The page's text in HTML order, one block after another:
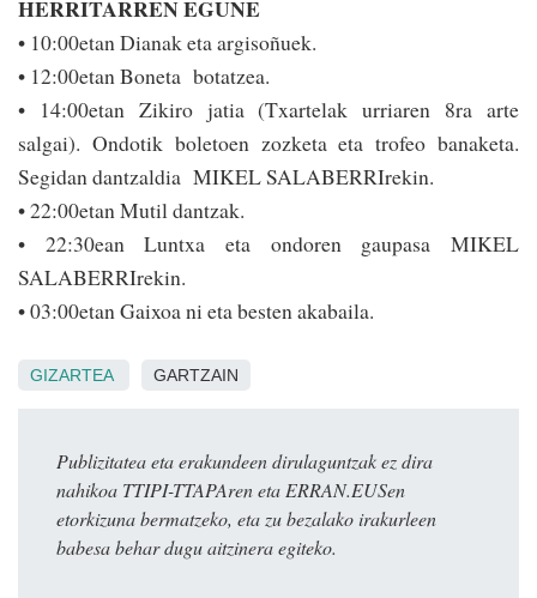
HERRITARREN EGUNE
• 10:00etan Dianak eta argisoñuek.
• 12:00etan Boneta botatzea.
• 14:00etan Zikiro jatia (Txartelak urriaren 8ra arte
salgai). Ondotik boletoen zozketa eta trofeo banaketa.
Segidan dan­tzaldia MIKEL SALABERRIrekin.
• 22:00etan Mutil dan­tzak.
• 22:30ean Luntxa eta ondoren gaupasa MIKEL
SALABERRIrekin.
• 03:00etan Gaixoa ni eta besten akabaila.
GIZARTEA GARTZAIN
Publizitatea eta erakundeen dirulaguntzak ez dira
nahikoa TTIPI-TTAPAren eta ERRAN.EUSen
etorkizuna bermatzeko, eta zu bezalako irakurleen
babesa behar dugu aitzinera egiteko.